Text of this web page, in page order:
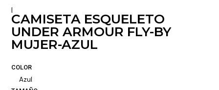
|
CAMISETA ESQUELETO
UNDER ARMOUR FLY-BY
MUJER-AZUL
COLOR
Azul